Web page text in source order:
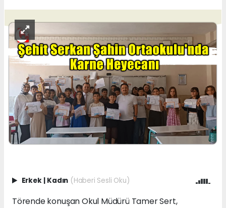
Erkek | Kadın (Haberi Sesli Oku)
Törende konuşan Okul Müdürü Tamer Sert,